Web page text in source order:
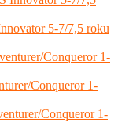
5-7/7,5 roku
Conqueror 1-